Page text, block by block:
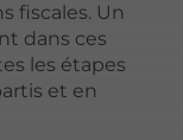
fiscales. Un
dans ces
les étapes
et en